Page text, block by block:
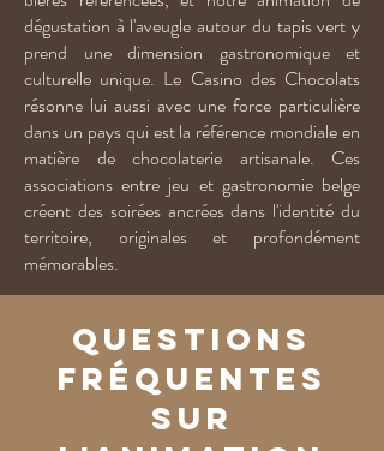
dégustation à l'aveugle autour du tapis vert y
prend une dimension gastronomique et
culturelle unique. Le Casino des Chocolats
résonne lui aussi avec une force particulière
dans un pays qui est la référence mondiale en
matière de chocolaterie artisanale. Ces
associations entre jeu et gastronomie belge
créent des soirées ancrées dans l'identité du
territoire, originales et profondément
mémorables.
Questions
fréquentes
sur